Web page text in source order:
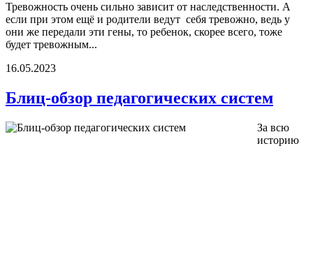
Тревожность очень сильно зависит от наследственности. А
если при этом ещё и родители ведут себя тревожно, ведь у
они же передали эти гены, то ребенок, скорее всего, тоже
будет тревожным...
16.05.2023
Блиц-обзор педагогических систем
За всю
историю